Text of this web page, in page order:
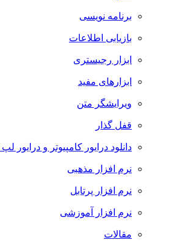
برنامه نویسی
بازیابی اطلاعات
ابزار رجیستری
ابزارهای مفید
ویرایشگر متن
قفل گذار
دانلود درایور کامپیوتر و درایور
نرم افزار مذهبی
نرم افزار پرتابل
نرم افزار آموزشی
مقالات